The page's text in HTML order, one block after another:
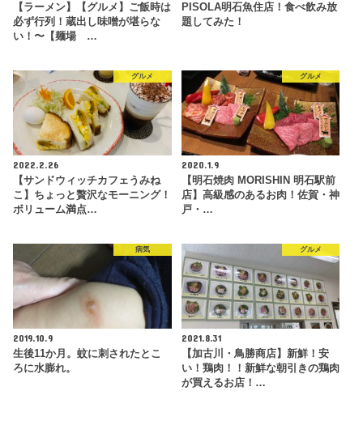
【ラーメン】【グルメ】ご飯時は
必ず行列！蔵出し味噌が堪らな
い！〜【麺場 …
PISOLA明石魚住店！食べ飲み放
題してみた！
グルメ
2022.2.26
【サンドウィッチカフェうみね
こ】ちょっと贅沢なモーニング！
ボリューム満点…
グルメ
2020.1.9
【明石焼肉 MORISHIN 明石駅前
店】高級感のあるお肉！佐賀・神
戸・…
病気
2019.10.9
生後11か月。蚊に刺されたとこ
ろに水膨れ。
グルメ
2021.8.31
【加古川・鳥勝商店】新鮮！安
い！鶏肉！！新鮮な朝引きの鶏肉
が買えるお店！…